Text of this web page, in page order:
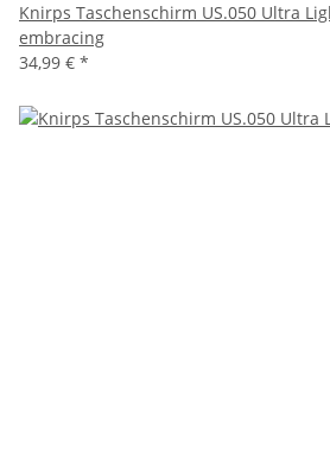
Knirps Taschenschirm US.050 Ultra
embracing
34,99 € *